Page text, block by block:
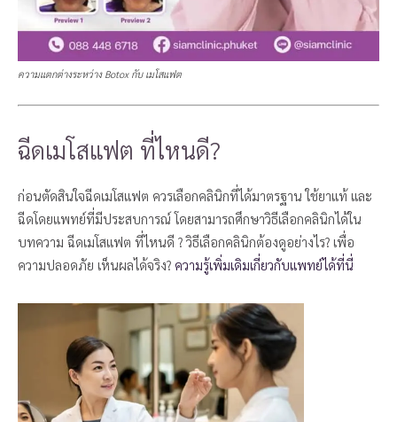
ความแตกต่างระหว่าง Botox กับ เมโสแฟต
ฉีดเมโสแฟต ที่ไหนดี?
ก่อนตัดสินใจฉีดเมโสแฟต ควรเลือกคลินิกที่ได้มาตรฐาน ใช้ยาแท้ และ
ฉีดโดยแพทย์ที่มีประสบการณ์ โดยสามารถศึกษาวิธีเลือกคลินิกได้ใน
บทความ ฉีดเมโสแฟต ที่ไหนดี ? วิธีเลือกคลินิกต้องดูอย่างไร? เพื่อ
ความปลอดภัย เห็นผลได้จริง? ความรู้เพิ่มเดิมเกี่ยวกับแพทย์ได้ที่นี่